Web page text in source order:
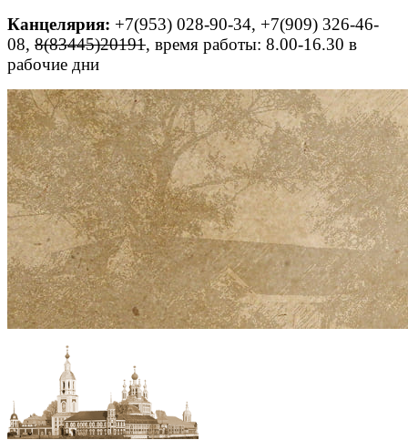
Канцелярия: +7(953) 028-90-34, +7(909) 326-46-
08, 8(83445)20191, время работы: 8.00-16.30 в
рабочие дни